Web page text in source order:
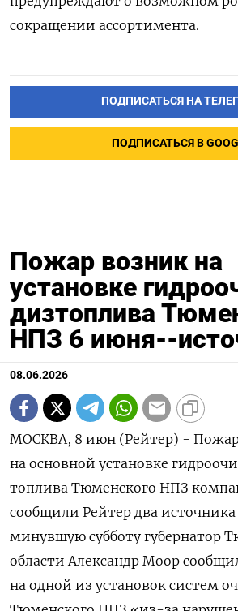
сокращении ассортимента.
ПОДПИСАТЬСЯ НА
ПОДПИСАТЬСЯ В
Пожар возник на
установке
дизтоплива
НПЗ 6 июня--
08.06.2026
МОСКВА, 8 июн (Рейтер) -
на основной установке
топлива Тюменского НПЗ
сообщили Рейтер два ‌источника
минувшую субботу губернатор
области Александр Моор
на одной из установок систем